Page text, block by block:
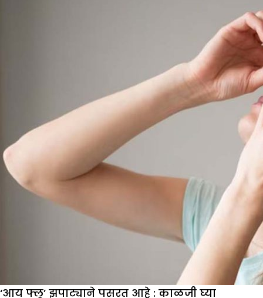
टाळणे
गरजेचे
आहे
‘आय फ्लू’ झपाट्याने पसरत आहे : काळजी घ्या